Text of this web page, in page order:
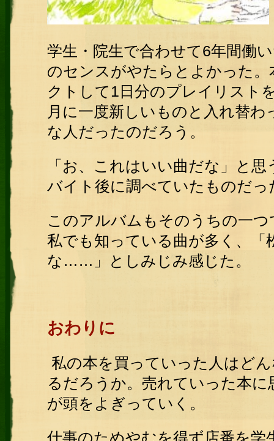
学生・院生で合わせて6年間働
のセンスがやたらとよかった
クトして1日分のプレイリスト
月に一度新しいものと入れ替
な人だったのだろう。
「お、これはいい曲だな」と
バイト後に調べていたものだっ
このアルバムもそのうちの一
私でも知っている曲が多く、「
な……」としみじみ感じた。
おわりに
私の本を買っていった人はど
るだろうか。売れていった本
が頭をよぎっていく。
仕事のためやむを得ず店番を